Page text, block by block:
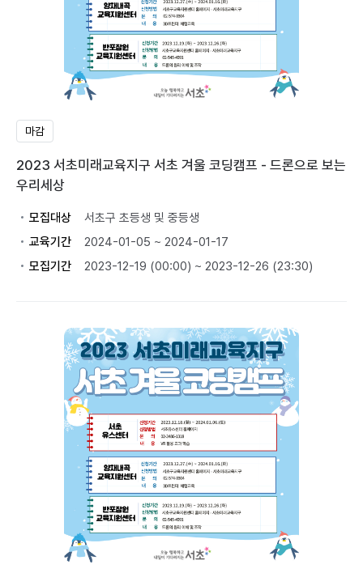
마감
2023 서초미래교육지구 서초 겨울 코딩캠프 - 드론으로 보는
우리세상
모집대상
서초구 초등생 및 중등생
교육기간
2024-01-05 ~ 2024-01-17
모집기간
2023-12-19 (00:00) ~ 2023-12-26 (23:30)